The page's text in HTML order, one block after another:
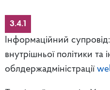
3.4.1
Інформаційний
внутрішньої політики та
облдержадміністрації